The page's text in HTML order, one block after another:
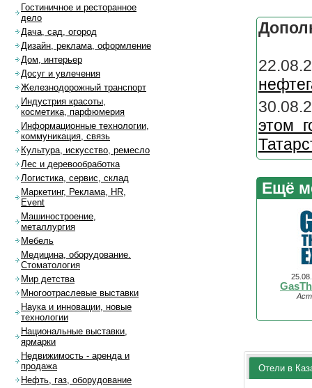
этом
Ещё
Отели в
Гостиничное и ресторанное
дело
Дача, сад, огород
Дизайн, реклама, оформление
Дом, интерьер
Досуг и увлечения
Железнодорожный транспорт
Индустрия красоты,
косметика, парфюмерия
Информационные технологии,
коммуникация, связь
Культура, искусство, ремесло
Лес и деревообработка
Логистика, сервис, склад
Маркетинг, Реклама, HR,
Event
Машиностроение,
металлургия
Мебель
Медицина, оборудование.
Стоматология
Мир детства
Многоотраслевые выставки
Наука и инновации, новые
технологии
Национальные выставки,
ярмарки
Недвижимость - аренда и
продажа
Нефть, газ, оборудование